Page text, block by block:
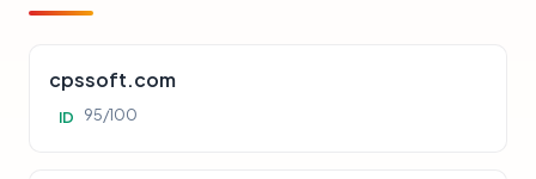
cpssoft.com
ID 95/100